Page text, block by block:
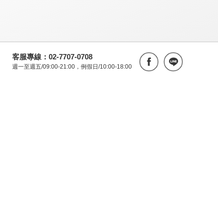
客服專線：02-7707-0708
週一至週五/09:00-21:00，例假日/10:00-18:00